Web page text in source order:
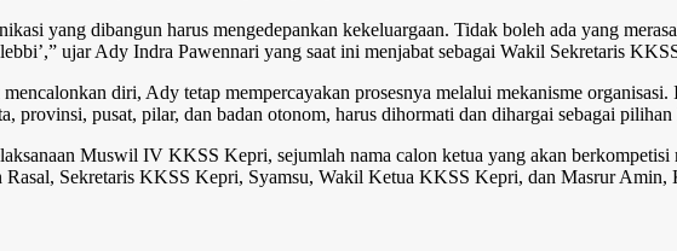
yang dibangun harus mengedepankan kekeluargaan. Tidak boleh ada yang
ujar Ady Indra Pawennari yang saat ini menjabat sebagai Wakil Sekretaris
diri, Ady tetap mempercayakan prosesnya melalui mekanisme
provinsi, pusat, pilar, dan badan otonom, harus dihormati dan dihargai sebagai pilihan
Muswil IV KKSS Kepri, sejumlah nama calon ketua yang akan
Sekretaris KKSS Kepri, Syamsu, Wakil Ketua KKSS Kepri, dan Masrur